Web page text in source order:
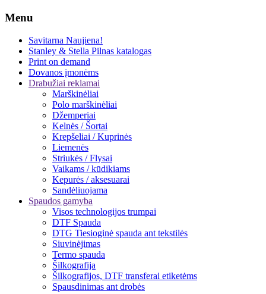
Menu
Savitarna Naujiena!
Stanley & Stella Pilnas katalogas
Print on demand
Dovanos įmonėms
Drabužiai reklamai
Marškinėliai
Polo marškinėliai
Džemperiai
Kelnės / Šortai
Krepšeliai / Kuprinės
Liemenės
Striukės / Flysai
Vaikams / kūdikiams
Kepurės / aksesuarai
Sandėliuojama
Spaudos gamyba
Visos technologijos trumpai
DTF Spauda
DTG Tiesioginė spauda ant tekstilės
Siuvinėjimas
Termo spauda
Šilkografija
Šilkografijos, DTF transferai etiketėms
Spausdinimas ant drobės